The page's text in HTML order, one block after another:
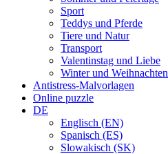
Sport
Teddys und Pferde
Tiere und Natur
Transport
Valentinstag und Liebe
Winter und Weihnachten
Antistress-Malvorlagen
Online puzzle
DE
Englisch (EN)
Spanisch (ES)
Slowakisch (SK)